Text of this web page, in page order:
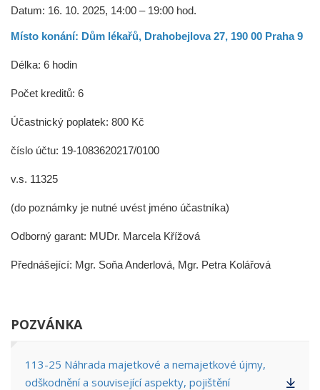
Datum: 16. 10. 2025, 14:00 – 19:00 hod.
Místo konání: Dům lékařů, Drahobejlova 27, 190 00 Praha 9
Délka: 6 hodin
Počet kreditů: 6
Účastnický poplatek: 800 Kč
číslo účtu: 19-1083620217/0100
v.s. 11325
(do poznámky je nutné uvést jméno účastníka)
Odborný garant: MUDr. Marcela Křížová
Přednášející: Mgr. Soňa Anderlová, Mgr. Petra Kolářová
POZVÁNKA
113-25 Náhrada majetkové a nemajetkové újmy,
odškodnění a související aspekty, pojištění